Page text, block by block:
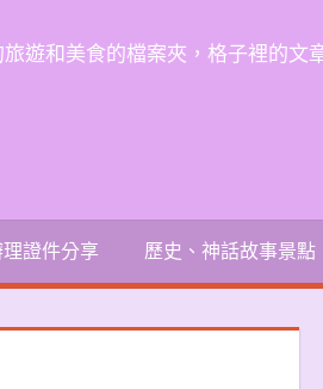
和美食的檔案夾，格子裡的文
證件分享 歷史、神話故事景點